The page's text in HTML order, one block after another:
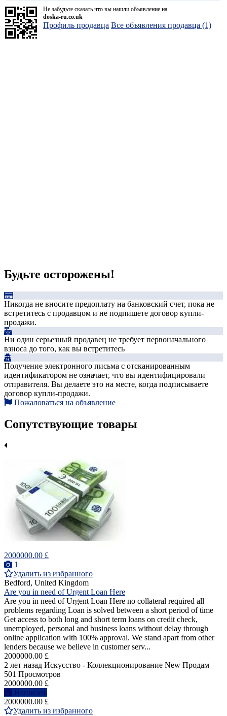
Не забудьте сказать что вы нашли объявление на
doska-ru.co.uk
Профиль продавца Все объявления продавца (1)
Будьте осторожены!
Никогда не вносите предоплату на банковский счет, пока не
встретитесь с продавцом и не подпишете договор купли-
продажи.
Ни один серьезный продавец не требует первоначального
взноса до того, как вы встретитесь
Получение электронного письма с отсканированным
идентификатором не означает, что вы идентифицировали
отправителя. Вы делаете это на месте, когда подписываете
договор купли-продажи.
Пожаловаться на объявление
Сопутствующие товары
2000000.00 £
1
Удалить из избранного
Bedford, United Kingdom
Are you in need of Urgent Loan Here
Are you in need of Urgent Loan Here no collateral required all
problems regarding Loan is solved between a short period of time
Get access to both long and short term loans on credit check,
unemployed, personal and business loans without delay through
online application with 100% approval. We stand apart from other
lenders because we believe in customer serv...
2000000.00 £
2 лет назад Искусство - Коллекционирование New Продам
501 Просмотров
2000000.00 £
Написать
2000000.00 £
Удалить из избранного